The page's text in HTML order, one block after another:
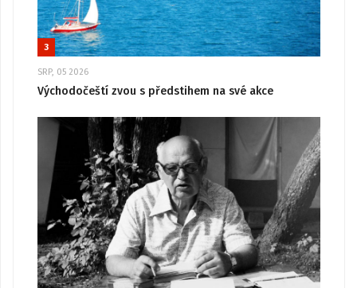
3
SRP, 05 2026
Východočeští zvou s předstihem na své akce